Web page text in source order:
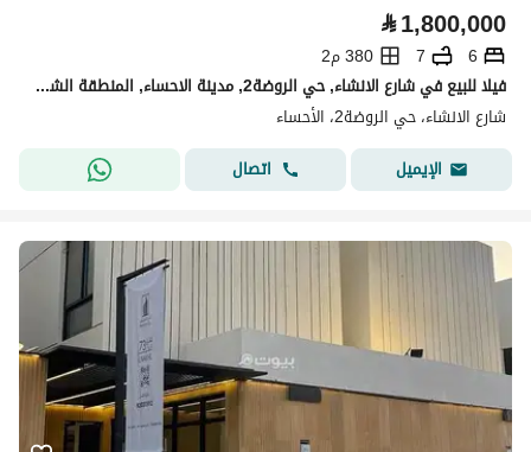
⃁1,800,000
6
7
380 م2
فيلا للبيع في شارع الانشاء, حي الروضة2, مدينة الاحساء, المنطقة الشرقية
شارع الانشاء، حي الروضة2، الأحساء
الإيميل
اتصال